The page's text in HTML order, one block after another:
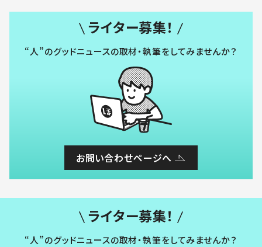
ライター募集！
“人”のグッドニュースの取材・執筆をしてみませんか？
お問い合わせページへ
ライター募集！
“人”のグッドニュースの取材・執筆をしてみませんか？